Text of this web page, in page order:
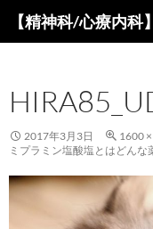
ツ
へ
ス
キ
ッ
プ
2017年3月3日 1600
ミプラミン塩酸塩とはどんな